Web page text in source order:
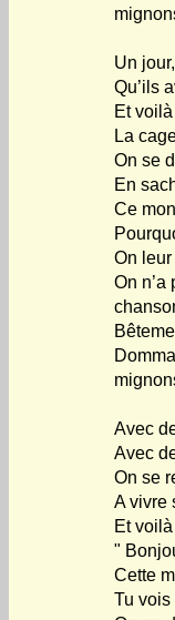
Un
Qu’ils
Et
La
On se
En
Ce
On
On
Avec
Avec
On se
A vivre
Et
"
Cette
Tu vois